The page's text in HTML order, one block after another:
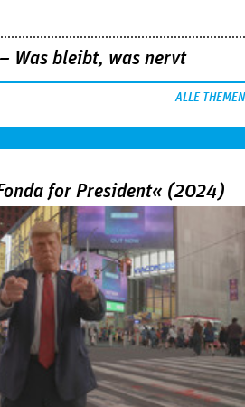
Was bleibt, was nervt
ALLE THEMEN
for President« (2024)